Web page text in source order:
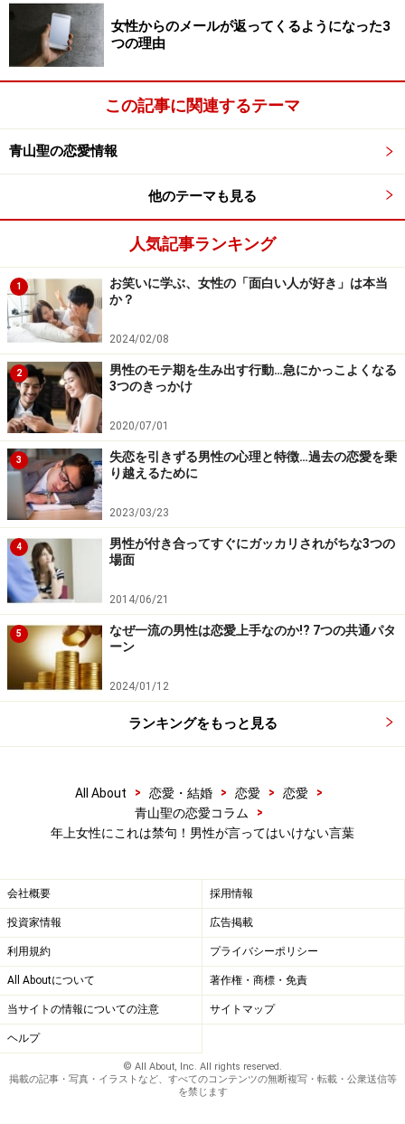
がいいでしょう。
「家庭的なんだね！」と言い換えてみたり、「ありがと
う（おいしい、助かった）」などに留めるほうがよいで
しょう。安心感を覚えても、新しく出会った女性や、恋
に接してみてください。
もありますのでこちらも気を付けて下さい。
2.「意外と若いですね」
未婚女性の場合、出会いの場で「年齢を聞かれたくな
い」と言う意見があります。これは男性もご存知だと思
います。年齢をストレートに聞くのは避けようと思って
いたとしても、例えば仕事の経歴や、懐かしい話題につ
いて質問をするときに、つい「年齢は何歳？ けっこう年
上ですね」と言ってしまうことがあるかもしれません。
もし、つい聞いてしまった場合、その女性が若く感じた
ようならば、年齢より若く見える旨を言葉でしっかりと
伝えましょう。「年下かなと思っていたけれど、もしか
して年上ですか？」という風な言い方を試してみてくだ
さい。
一方で、「意外と若いですね」など若さを褒めたつもり
がアダになるケースもあります。
例えば、服装や髪型などの印象や趣味などを好きでやっ
ていることなのに、「若い」と言われても「若作りのつ
ちなみに既婚女性の場合には正直年齢は気にしてないと
にされる傾向があります。
3.「もう自分は歳を食ったおじさんだから
ダメだ」
自分のほうが年下だと分かっている場合、自分より年上
の女性を前にしているときにこのような発言をするのは
NGです。
女性からのメールが返ってくるようになった3
つの理由
この記事に関連するテーマ
青山聖の恋愛情報
他のテーマも見る
人気記事ランキング
1
お笑いに学ぶ、女性の「面白い人が好き」は本当
か？
2024/02/08
2
男性のモテ期を生み出す行動…急にかっこよくなる
3つのきっかけ
2020/07/01
3
失恋を引きずる男性の心理と特徴…過去の恋愛を乗
り越えるために
2023/03/23
4
男性が付き合ってすぐにガッカリされがちな3つの
場面
2014/06/21
5
なぜ一流の男性は恋愛上手なのか!? 7つの共通パタ
ーン
2024/01/12
ランキングをもっと見る
All About > 恋愛・結婚 > 恋愛 > 恋愛
>
青山聖の恋愛コラム
>
年上女性にこれは禁句！男性が言ってはいけない言葉
会社概要 採用情報
投資家情報 広告掲載
利用規約 プライバシーポリシー
All Aboutについて 著作権・商標・免責
当サイトの情報についての注意 サイトマップ
ヘルプ
© All About, Inc. All rights reserved.
掲載の記事・写真・イラストなど、すべてのコンテンツの無断複写・転載・公衆送信等
を禁じます